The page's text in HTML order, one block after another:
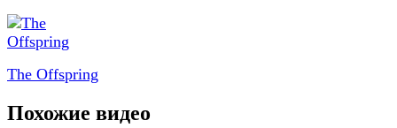
The Offspring
Похожие видео